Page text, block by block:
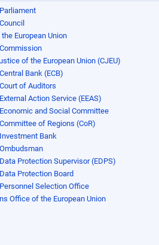
European Union
of the European Union (CJEU)
Bank (ECB)
of Auditors
Action Service (EEAS)
and Social Committee
of Regions (CoR)
Bank
Protection Supervisor (EDPS)
Protection Board
Selection Office
Office of the European Union